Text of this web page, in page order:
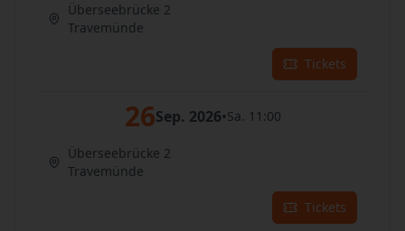
Überseebrücke 2
Travemünde
Tickets
26Sep. 2026•Sa. 11:00
Überseebrücke 2
Travemünde
Tickets